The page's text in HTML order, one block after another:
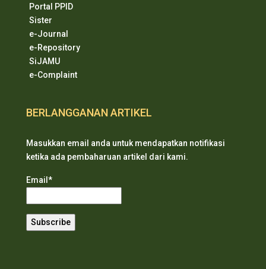
Portal PPID
Sister
e-Journal
e-Repository
SiJAMU
e-Complaint
BERLANGGANAN ARTIKEL
Masukkan email anda untuk mendapatkan notifikasi
ketika ada pembaharuan artikel dari kami.
Email*